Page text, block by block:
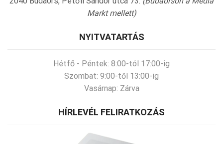
Markt mellett)
NYITVATARTÁS
Hétfő - Péntek: 8:00-tól 17:00-ig
Szombat: 9:00-től 13:00-ig
Vasárnap: Zárva
HÍRLEVÉL FELIRATKOZÁS